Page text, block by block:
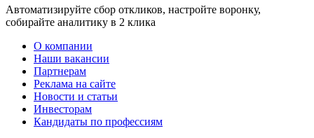
Автоматизируйте сбор откликов, настройте воронку,
собирайте аналитику в 2 клика
О компании
Наши вакансии
Партнерам
Реклама на сайте
Новости и статьи
Инвесторам
Кандидаты по профессиям